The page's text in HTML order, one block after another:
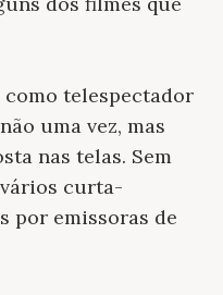
telespectador
uma vez, mas
nas telas. Sem
curta-
por emissoras de